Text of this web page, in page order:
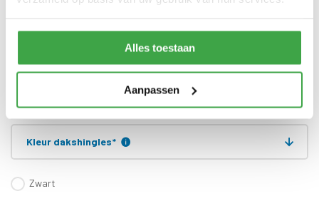
Alles toestaan
Aanpassen
Bevestigingsmaterialen
zijn inbegrepen
Gratis thuisbezorgd - In
Nederland
Kleur dakshingles*
Zwart